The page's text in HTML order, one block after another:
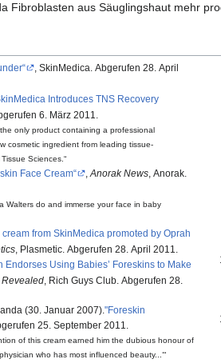
Fibroblasten aus Säuglingshaut mehr
, SkinMedica. Abgerufen 28. April
Introduces TNS Recovery
6. März 2011.
only product containing a professional
cosmetic ingredient from leading tissue-
Sciences.
Face Cream ,Anorak News , Anorak.
Walters do and immerse your face in baby
cream from SkinMedica promoted by Oprah
, Plasmetic. Abgerufen 28. April 2011.
Endorses Using Babies’ Foreskins to Make
Revealed , Rich Guys Club. Abgerufen 28.
(30. Januar 2007)."Foreskin
25. September 2011.
of this cream earned him the dubious honour of
physician who has most influenced beauty...